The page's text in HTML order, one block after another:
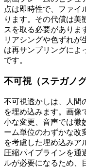
点は即時性で、ファイ
ります。その代償は美
スを取る必要がありま
リアシングや色ずれが
は再サンプリングによ
です。
不可視（ステガノ
不可視透かしは、人間
を埋め込みます。画像
小な変更、音声では微
ーム単位のわずかな改
を考慮した埋め込みア
圧縮パイプラインを通
ルが必要になるため、